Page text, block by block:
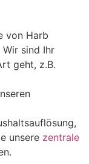
von Harb
sind Ihr
geht, z.B.
unsere zentrale